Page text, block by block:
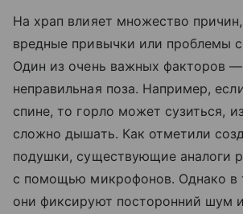
На храп влияет множество
вредные привычки или проблемы
Один из очень важных факторов —
неправильная поза. Например,
спине, то горло может сузиться,
сложно дышать. Как отметили
подушки, существующие аналоги
с помощью микрофонов. Однако в
они фиксируют посторонний шум